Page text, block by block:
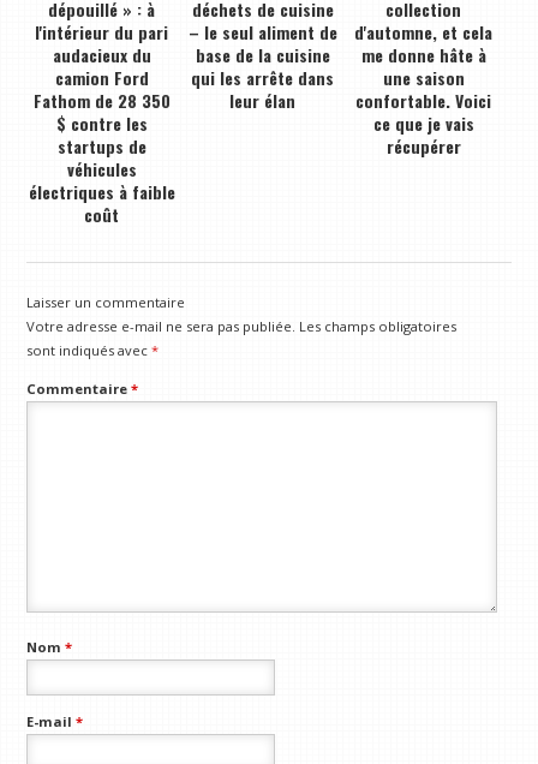
dépouillé » : à
l'intérieur du pari
audacieux du
camion Ford
Fathom de 28 350
$ contre les
startups de
véhicules
électriques à faible
coût
déchets de cuisine
– le seul aliment de
base de la cuisine
qui les arrête dans
leur élan
collection
d'automne, et cela
me donne hâte à
une saison
confortable. Voici
ce que je vais
récupérer
Laisser un commentaire
Votre adresse e-mail ne sera pas publiée. Les champs obligatoires
sont indiqués avec*
Commentaire*
Nom*
E-mail*